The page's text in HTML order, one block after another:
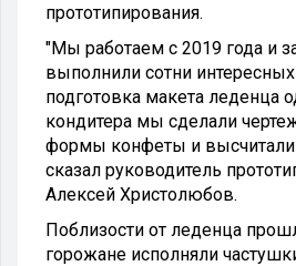
прототипирования.
"Мы работаем с 2019 года и
выполнили сотни
подготовка макета леденца
кондитера мы сделали
формы конфеты и высчитали
сказал руководитель
Алексей Христолюбов.
Поблизости от леденца
горожане исполняли